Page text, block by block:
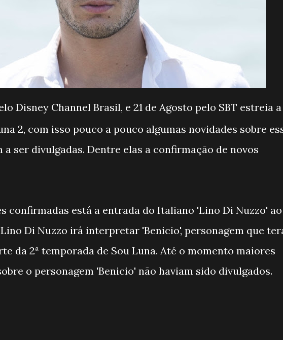
Disney Channel Brasil, e 21 de Agosto pelo SBT estreia a
2, com isso pouco a pouco algumas novidades sobre
a ser divulgadas. Dentre elas a confirmação de novos
confirmadas está a entrada do Italiano 'Lino Di Nuzzo' ao
Di Nuzzo irá interpretar 'Benicio', personagem que
da 2ª temporada de Sou Luna. Até o momento maiores
o personagem 'Benicio' não haviam sido divulgados.